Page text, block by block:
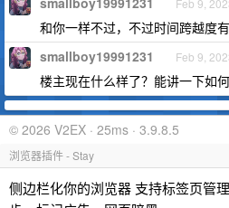
Feb 9,
和你一样不过，不过时间跨越度
smallboy19991231 Feb 9,
楼主现在什么样了？能讲一下如
© 2026 V2EX · 25ms · 3.9.8.5
浏览器插件 - Stay
侧边栏化你的浏览器 支持标签页管